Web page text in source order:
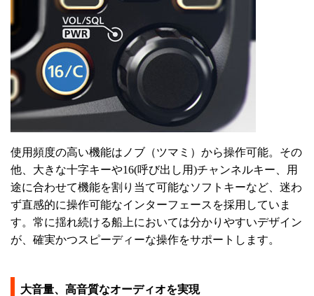
使用頻度の高い機能はノブ（ツマミ）から操作可能。その
他、大きな十字キーや16(呼び出し用)チャンネルキー、用
途に合わせて機能を割り当て可能なソフトキーなど、迷わ
ず直感的に操作可能なインターフェースを採用していま
す。常に揺れ続ける船上においては分かりやすいデザイン
が、確実かつスピーディーな操作をサポートします。
大音量、高音質なオーディオを実現